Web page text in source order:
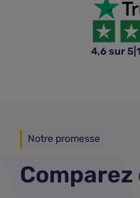
4,6 sur 5
Notre promesse